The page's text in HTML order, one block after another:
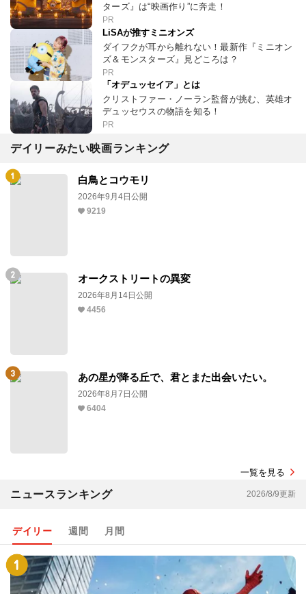
ターズ』は“映画作り”に奔走！
PR
LiSAが推すミニオンズ
ダイフクが耳から離れない！最新作『ミニオン
ズ＆モンスターズ』見どころは？
PR
「オデュッセイア」とは
クリストファー・ノーラン監督が挑む、英雄オ
デュッセウスの物語を知る！
PR
デイリーみたい映画ランキング
白鳥とコウモリ
2026年9月4日公開
9219
オークストリートの異変
2026年8月14日公開
4456
あの星が降る丘で、君とまた出会いたい。
2026年8月7日公開
6404
一覧を見る
ニュースランキング 2026/8/9更新
デイリー 週間 月間